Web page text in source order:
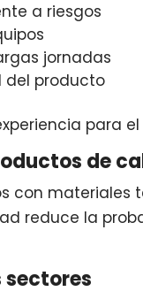
a riesgos
jornadas
del producto
para
de
con
reduce la